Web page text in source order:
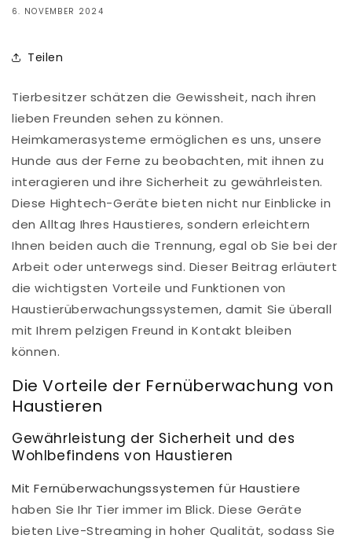
6. NOVEMBER 2024
Teilen
Tierbesitzer schätzen die Gewissheit, nach ihren
lieben Freunden sehen zu können.
Heimkamerasysteme ermöglichen es uns, unsere
Hunde aus der Ferne zu beobachten, mit ihnen zu
interagieren und ihre Sicherheit zu gewährleisten.
Diese Hightech-Geräte bieten nicht nur Einblicke in
den Alltag Ihres Haustieres, sondern erleichtern
Ihnen beiden auch die Trennung, egal ob Sie bei der
Arbeit oder unterwegs sind. Dieser Beitrag erläutert
die wichtigsten Vorteile und Funktionen von
Haustierüberwachungssystemen, damit Sie überall
mit Ihrem pelzigen Freund in Kontakt bleiben
können.
Die Vorteile der Fernüberwachung von
Haustieren
Gewährleistung der Sicherheit und des
Wohlbefindens von Haustieren
Mit Fernüberwachungssystemen für Haustiere
haben Sie Ihr Tier immer im Blick. Diese Geräte
bieten Live-Streaming in hoher Qualität, sodass Sie